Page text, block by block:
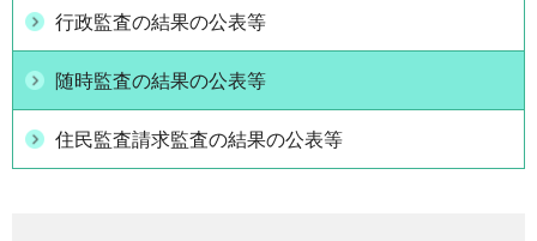
行政監査の結果の公表等
随時監査の結果の公表等
住民監査請求監査の結果の公表等